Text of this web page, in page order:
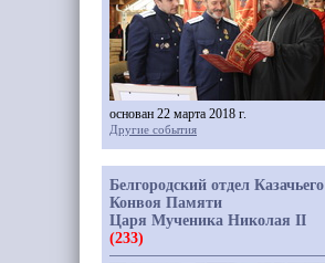
основан 22 марта 2018 г.
Другие события
Белгородский отдел Казачьего
Конвоя Памяти
Царя Мученика Николая II
(233)